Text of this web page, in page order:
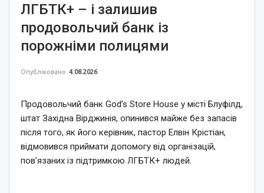
ЛГБТК+ – і залишив
продовольчий банк із
порожніми полицями
Опубліковано 4.08.2026
Продовольчий банк God’s Store House у місті Блуфілд,
штат Західна Вірджинія, опинився майже без запасів
після того, як його керівник, пастор Елвін Крістіан,
відмовився приймати допомогу від організацій,
пов’язаних із підтримкою ЛГБТК+ людей.